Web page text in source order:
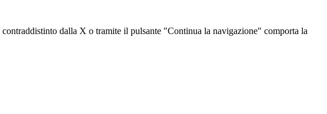
dalla X o tramite il pulsante "Continua la navigazione" comporta la